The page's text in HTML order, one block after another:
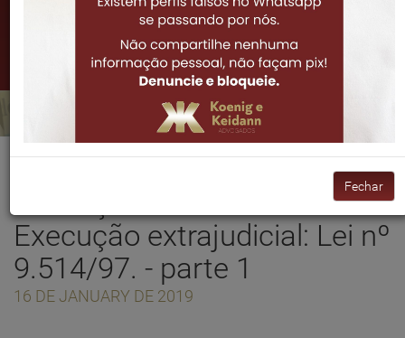
Contratos inadimplentes
Execução extrajudicial: Lei nº
9.514/97. - parte 1
16 DE JANUARY DE 2019
Fechar